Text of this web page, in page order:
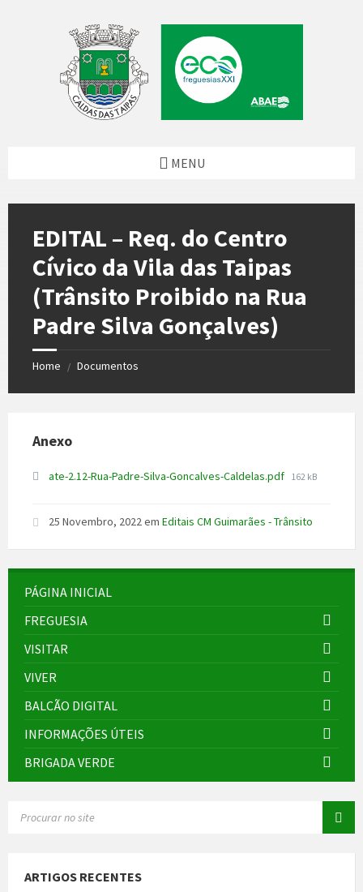
MENU
EDITAL – Req. do Centro
Cívico da Vila das Taipas
(Trânsito Proibido na Rua
Padre Silva Gonçalves)
Home / Documentos
Anexo
ate-2.12-Rua-Padre-Silva-Goncalves-Caldelas.pdf File
162 kB
25 Novembro, 2022em Editais CM Guimarães - Trânsito
PÁGINA INICIAL
FREGUESIA
VISITAR
VIVER
BALCÃO DIGITAL
INFORMAÇÕES ÚTEIS
BRIGADA VERDE
ARTIGOS RECENTES